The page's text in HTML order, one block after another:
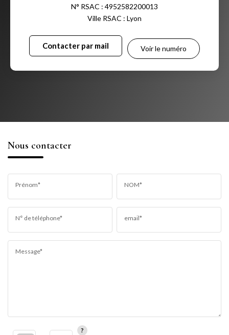
N° RSAC : 4952582200013
Ville RSAC : Lyon
Contacter par mail Voir le numéro
Nous contacter
Prénom* NOM*
N° de téléphone* email*
Message*